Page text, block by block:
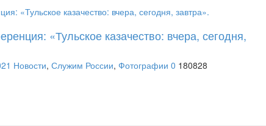
«Тульское казачество: вчера, сегодня,
Новости, Служим России, Фотографии 0 180828